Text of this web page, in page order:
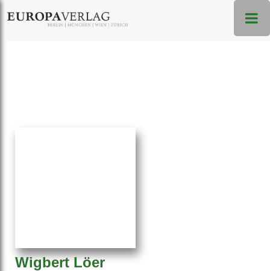
Wigbert Löer